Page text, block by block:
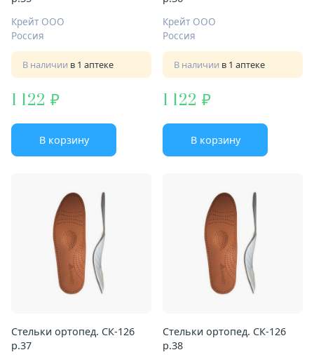
Крейт ООО
Россия
В наличии в 1 аптеке
1 122
В корзину
Крейт ООО
Россия
В наличии в 1 аптеке
1 122
В корзину
Стельки ортопед. СК-126
р.37
Стельки ортопед. СК-126
р.38